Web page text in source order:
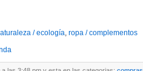
/ ecología, ropa / complementos